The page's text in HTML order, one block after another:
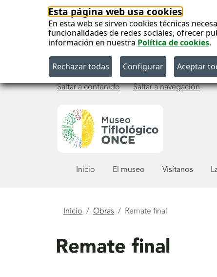
Esta página web usa cookies
En esta web se sirven cookies técnicas
funcionalidades de redes sociales, ofrecer
información en nuestra Política de cookies.
Saltar a contenido Saltar a navegación
Inicio El museo Visítanos
Está
Inicio Obras Remate final
Remate final